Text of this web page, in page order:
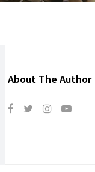
About The Author